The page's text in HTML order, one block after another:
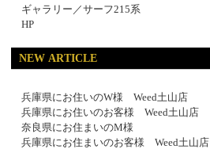
ギャラリー／サーフ215系
HP
NEW ARTICLE
兵庫県にお住いのW様 Weed土山店
兵庫県にお住いのお客様 Weed土山店
奈良県にお住まいのM様
兵庫県にお住まいのお客様 Weed土山店